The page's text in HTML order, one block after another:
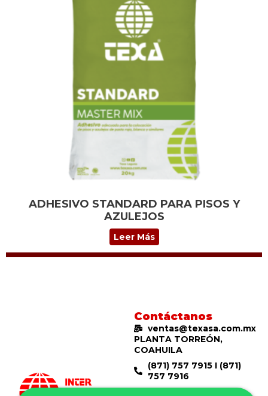
ADHESIVO STANDARD PARA PISOS Y
AZULEJOS
Leer Más
Contáctanos
ventas@texasa.com.mx
PLANTA TORREÓN,
COAHUILA
(871) 757 7915 I (871)
757 7916
Privada 7ª #216, Col.